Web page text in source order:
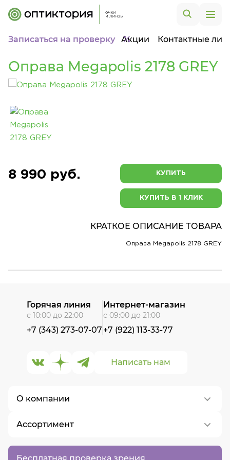
Записаться на проверку Акции Контактные
Оправа Megapolis 2178 GREY
8 990 руб. КУПИТЬ
КУПИТЬ В 1 КЛИК
КРАТКОЕ ОПИСАНИЕ ТОВАРА
Оправа Megapolis 2178 GREY
Бесплатная проверка зрения
О компании
О нас
Контакты
Ассортимент
Написать нам
Горячая линия
с 10:00 до 22:00
+7 (343) 273-07-07
Интернет-магазин
с 09:00 до 21:00
+7 (922) 113-33-77